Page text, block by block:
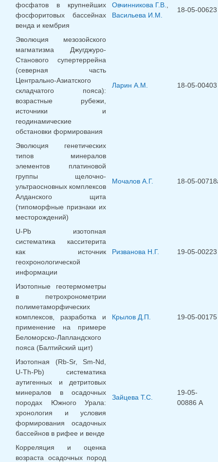
фосфатов в крупнейших
фосфоритовых бассейнах
венда и кембрия
Овчинникова Г.В.
Васильева И.М.
18-05-00623
Эволюция мезозойского
магматизма Джугджуро-
Станового супертеррейна
(северная часть
Центрально-Азиатского
складчатого пояса):
возрастные рубежи,
источники и
геодинамические
обстановки формирования
Ларин А.М. 18-05-00403
Эволюция генетических
типов минералов
элементов платиновой
группы щелочно-
ультраосновных комплексов
Алданского щита
(типоморфные признаки их
месторождений)
Мочалов А.Г. 18-05-
U-Pb изотопная
систематика касситерита
как источник
геохронологической
информации
Ризванова Н.Г. 19-05-00223
Изотопные геотермометры
в петрохронометрии
полиметаморфических
комплексов, разработка и
применение на примере
Беломорско-Лапландского
пояса (Балтийский щит)
Крылов Д.П. 19-05-00175
Изотопная (Rb-Sr, Sm-Nd,
U-Th-Pb) систематика
аутигенных и детритовых
минералов в осадочных
породах Южного Урала:
хронология и условия
формирования осадочных
бассейнов в рифее и венде
Зайцева Т.С.
19-05-
00886 А
Корреляция и оценка
возраста осадочных пород